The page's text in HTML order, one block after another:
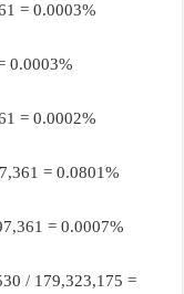
= 0.0003%
0.0003%
= 0.0002%
= 0.0801%
= 0.0007%
/ 179,323,175 =